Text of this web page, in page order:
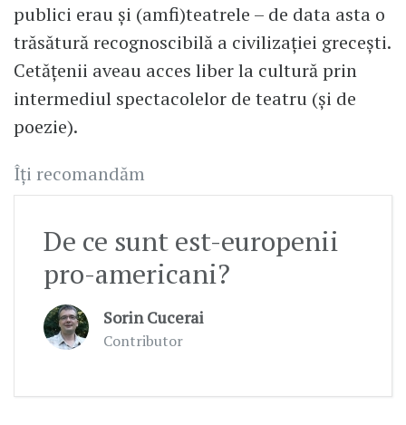
publici erau și (amfi)teatrele – de data asta o
trăsătură recognoscibilă a civilizației grecești.
Cetățenii aveau acces liber la cultură prin
intermediul spectacolelor de teatru (și de
poezie).
Îți recomandăm
De ce sunt est-europenii
pro-americani?
Sorin Cucerai
Contributor